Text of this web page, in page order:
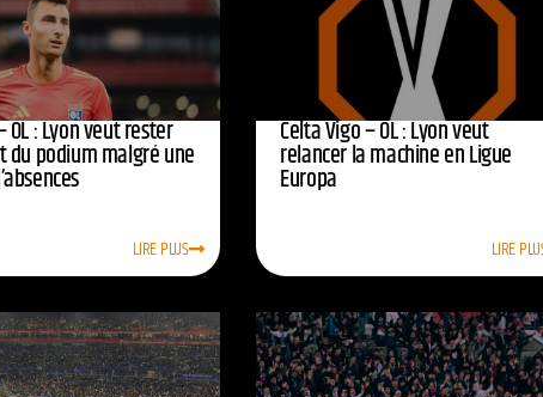
OL : Lyon veut rester
du podium malgré une
LIRE PLUS
Celta Vigo – OL : Lyon veut
relancer la machine en Ligue
Europa
LIRE